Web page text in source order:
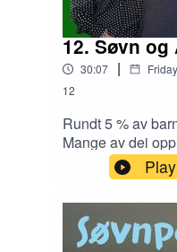
12. Søvn og
30:07 |
12
Rundt 5 % av
Mange av dei
søvn, samtidig
av ADHD
med Ole
søvnvanskane
Play